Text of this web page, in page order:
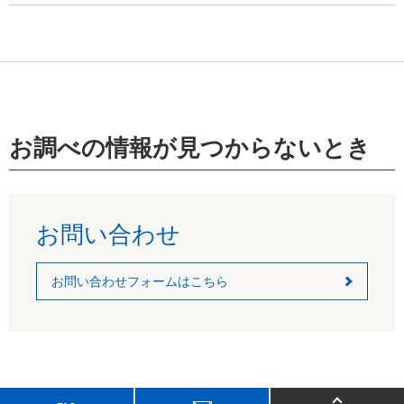
お調べの情報が見つからないとき
お問い合わせ
お問い合わせフォームはこちら